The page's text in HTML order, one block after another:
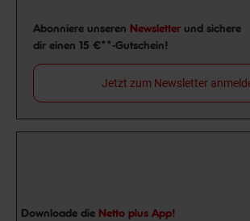
Newsletter Anmeldung
Abonniere unseren Newsletter und sichere
dir einen 15 €**-Gutschein!
Jetzt zum Newsletter
Downloade die Netto plus App!